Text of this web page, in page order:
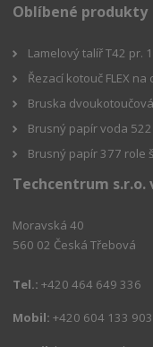
Oblíbené produkty
Lamelový talíř T42 pr.
Řezací kotouč FLEX na
Bruska
Brusný papír voda
Brusný papír 377 role
Techcentrum s.r.o.
Moravská 40
560 02 Česká Třebová
Tel.: +420 464 649 336
Mobil: +420 604 133 903